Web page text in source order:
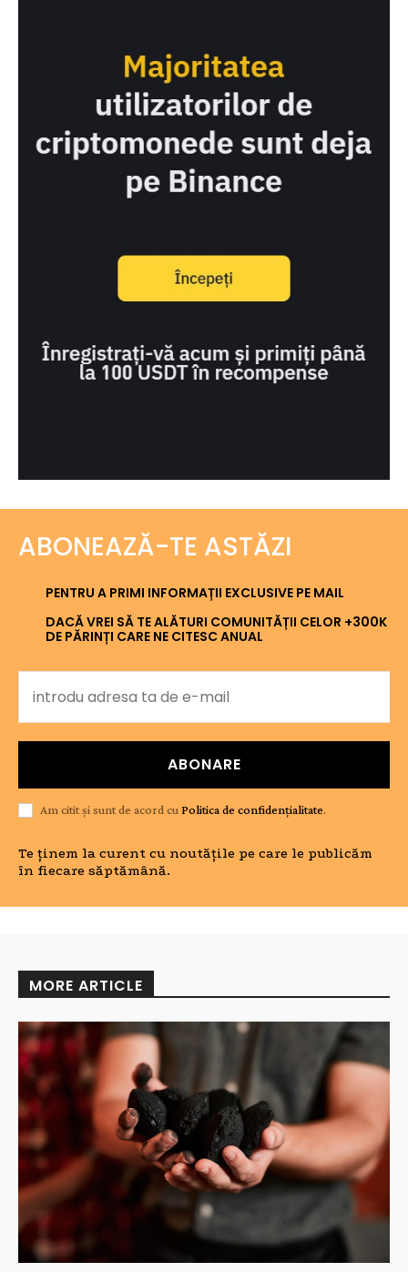
ABONEAZĂ-TE ASTĂZI
PENTRU A PRIMI INFORMAȚII EXCLUSIVE PE MAIL
DACĂ VREI SĂ TE ALĂTURI COMUNITĂȚII CELOR +300K
DE PĂRINȚI CARE NE CITESC ANUAL
ABONARE
Am citit și sunt de acord cuPolitica de confidențialitate.
Te ținem la curent cu noutățile pe care le publicăm
în fiecare săptămână.
MORE ARTICLE